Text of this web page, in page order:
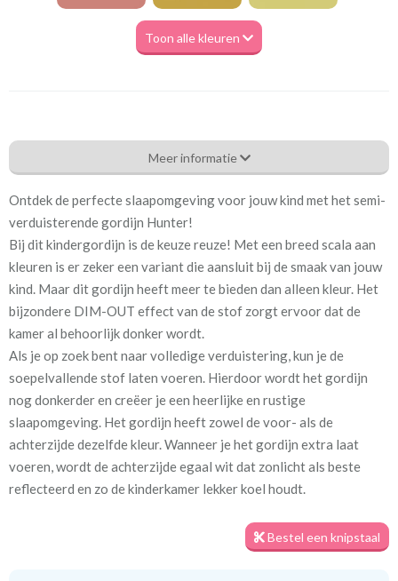
Toon alle kleuren
Va_Hunter 1094 Cool Gray
Eigenschappen gordijnstof
Artikelnummer Va_Hunter 1094 Cool Gray
Stofbreedte: 140 cm
Meestal eerder, maar houd
rekening met
circa 2-3 weken
Materiaal: 100% polyester
Voor een optimale verduistering geven we je graag een tip. Meet
ontstaan. Daarnaast zorgt het plaatsen van een rail aan het
plafond en het gordijn tot aan de vloer voor de minste
Meer informatie
Ontdek de perfecte slaapomgeving voor jouw kind met het semi-
verduisterende gordijn Hunter!
Bij dit kindergordijn is de keuze reuze! Met een breed scala aan
kleuren is er zeker een variant die aansluit bij de smaak van jouw
kind. Maar dit gordijn heeft meer te bieden dan alleen kleur. Het
bijzondere DIM-OUT effect van de stof zorgt ervoor dat de
kamer al behoorlijk donker wordt.
Als je op zoek bent naar volledige verduistering, kun je de
soepelvallende stof laten voeren. Hierdoor wordt het gordijn
nog donkerder en creëer je een heerlijke en rustige
slaapomgeving. Het gordijn heeft zowel de voor- als de
achterzijde dezelfde kleur. Wanneer je het gordijn extra laat
voeren, wordt de achterzijde egaal wit dat zonlicht als beste
reflecteerd en zo de kinderkamer lekker koel houdt.
Bestel een knipstaal